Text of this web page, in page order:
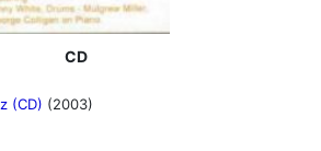
CD
(CD) (2003)